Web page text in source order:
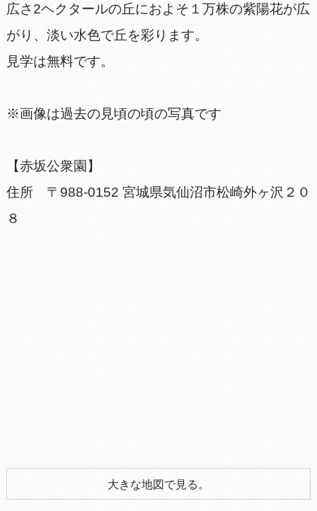
広さ2ヘクタールの丘におよそ１万株の紫陽花が広
がり、淡い水色で丘を彩ります。
見学は無料です。
※画像は過去の見頃の頃の写真です
【赤坂公衆園】
住所 〒988-0152 宮城県気仙沼市松崎外ヶ沢２０
８
大きな地図で見る。